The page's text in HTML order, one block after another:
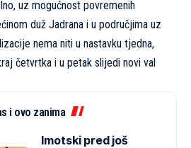
uz mogućnost povremenih
duž Jadrana i u područjima uz
nema niti u nastavku tjedna,
četvrtka i u petak slijedi novi val
i ovo zanima
Imotski pred još